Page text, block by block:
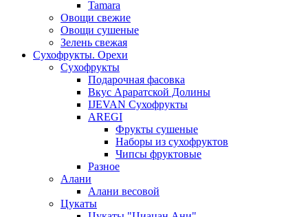
Tamara
Овощи свежие
Овощи сушеные
Зелень свежая
Сухофрукты. Орехи
Сухофрукты
Подарочная фасовка
Вкус Араратской Долины
IJEVAN Сухофрукты
AREGI
Фрукты сушеные
Наборы из сухофруктов
Чипсы фруктовые
Разное
Алани
Алани весовой
Цукаты